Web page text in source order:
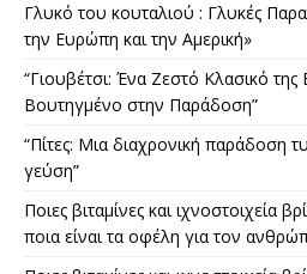
Γλυκό του κουταλιού : Γλυκές
την Ευρώπη και την Αμερική»
“Γιουβέτσι: Ένα Ζεστό Κλασικό της
Βουτηγμένο στην Παράδοση”
“Πίτες: Μια διαχρονική παράδοση
γεύση”
Ποιες βιταμίνες και ιχνοστοιχεία
ποια είναι τα οφέλη για τον